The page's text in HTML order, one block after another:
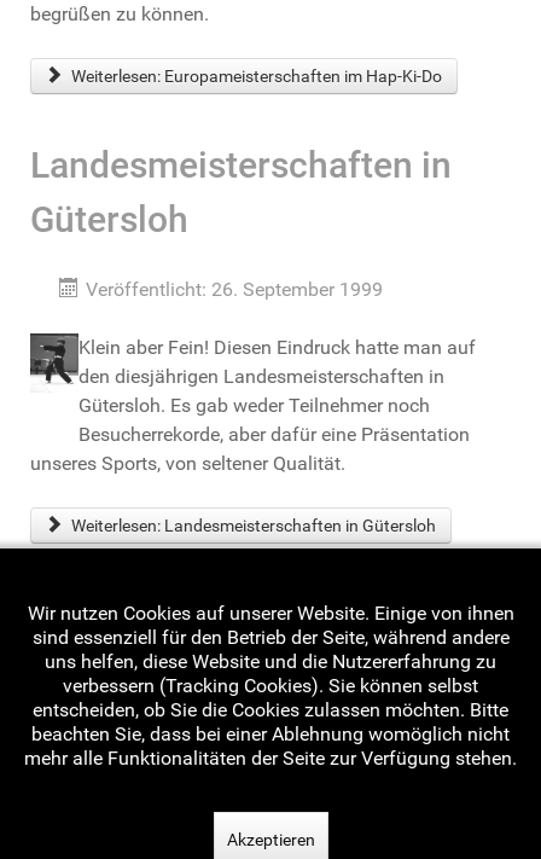
begrüßen zu können.
Weiterlesen: Europameisterschaften im Hap-Ki-Do
Landesmeisterschaften in
Gütersloh
Veröffentlicht: 26. September 1999
Klein aber Fein! Diesen Eindruck hatte man auf
den diesjährigen Landesmeisterschaften in
Gütersloh. Es gab weder Teilnehmer noch
Besucherrekorde, aber dafür eine Präsentation
unseres Sports, von seltener Qualität.
Weiterlesen: Landesmeisterschaften in Gütersloh
Seite 35 von 39
Start Zurück 30 31 32 34
35
36
37 38 39 Weiter Ende
Wir nutzen Cookies auf unserer Website. Einige von ihnen
sind essenziell für den Betrieb der Seite, während andere
uns helfen, diese Website und die Nutzererfahrung zu
verbessern (Tracking Cookies). Sie können selbst
entscheiden, ob Sie die Cookies zulassen möchten. Bitte
beachten Sie, dass bei einer Ablehnung womöglich nicht
mehr alle Funktionalitäten der Seite zur Verfügung stehen.
Akzeptieren